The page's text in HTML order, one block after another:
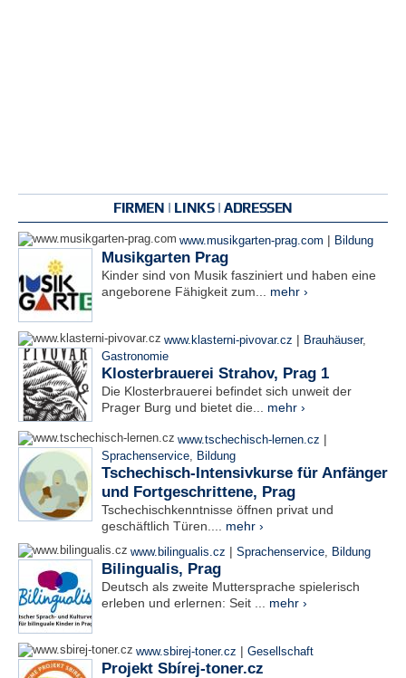
FIRMEN | LINKS | ADRESSEN
www.musikgarten-prag.com | Bildung
Musikgarten Prag
Kinder sind von Musik fasziniert und haben eine
angeborene Fähigkeit zum... mehr ›
www.klasterni-pivovar.cz | Brauhäuser,
Gastronomie
Klosterbrauerei Strahov, Prag 1
Die Klosterbrauerei befindet sich unweit der
Prager Burg und bietet die... mehr ›
www.tschechisch-lernen.cz |
Sprachenservice, Bildung
Tschechisch-Intensivkurse für Anfänger
und Fortgeschrittene, Prag
Tschechischkenntnisse öffnen privat und
geschäftlich Türen.... mehr ›
www.bilingualis.cz | Sprachenservice, Bildung
Bilingualis, Prag
Deutsch als zweite Muttersprache spielerisch
erleben und erlernen: Seit ... mehr ›
www.sbirej-toner.cz | Gesellschaft
Projekt Sbírej-toner.cz